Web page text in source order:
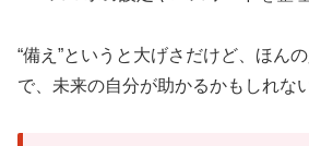
“備え”というと大げさだけど、ほん
で、未来の自分が助かるかもしれない